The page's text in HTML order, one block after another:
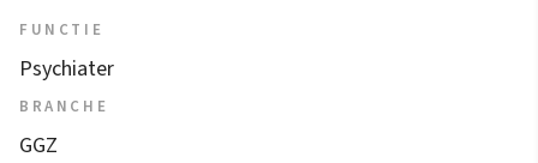
FUNCTIE
Psychiater
BRANCHE
GGZ